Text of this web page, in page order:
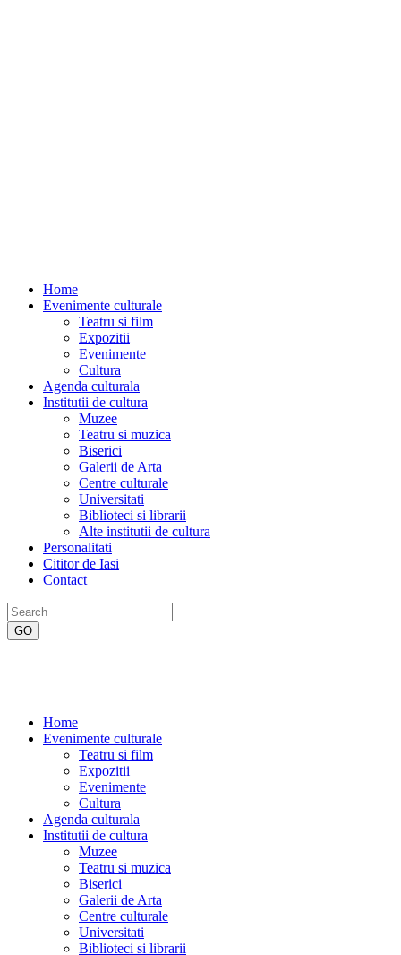
Home
Evenimente culturale
Teatru si film
Expozitii
Evenimente
Cultura
Agenda culturala
Institutii de cultura
Muzee
Teatru si muzica
Biserici
Galerii de Arta
Centre culturale
Universitati
Biblioteci si librarii
Alte institutii de cultura
Personalitati
Cititor de Iasi
Contact
Home
Evenimente culturale
Teatru si film
Expozitii
Evenimente
Cultura
Agenda culturala
Institutii de cultura
Muzee
Teatru si muzica
Biserici
Galerii de Arta
Centre culturale
Universitati
Biblioteci si librarii